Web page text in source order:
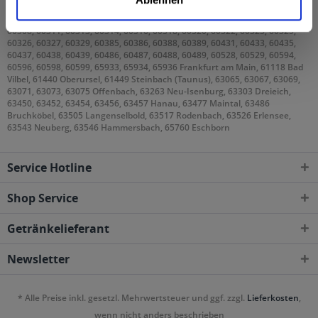
60308, 60311, 60313, 60314, 60316, 60318, 60320, 60322, 60323, 60325,
60326, 60327, 60329, 60385, 60386, 60388, 60389, 60431, 60433, 60435,
60437, 60438, 60439, 60486, 60487, 60488, 60489, 60528, 60529, 60594,
60596, 60598, 60599, 65933, 65934, 65936 Frankfurt am Main, 61118 Bad
Vilbel, 61440 Oberursel, 61449 Steinbach (Taunus), 63065, 63067, 63069,
63071, 63073, 63075 Offenbach, 63263 Neu-Isenburg, 63303 Dreieich,
63450, 63452, 63454, 63456, 63457 Hanau, 63477 Maintal, 63486
Bruchköbel, 63505 Langenselbold, 63517 Rodenbach, 63526 Erlensee,
63543 Neuberg, 63546 Hammersbach, 65760 Eschborn
Service Hotline
Shop Service
Getränkelieferant
Newsletter
* Alle Preise inkl. gesetzl. Mehrwertsteuer und ggf. zzgl. Lieferkosten,
wenn nicht anders beschrieben